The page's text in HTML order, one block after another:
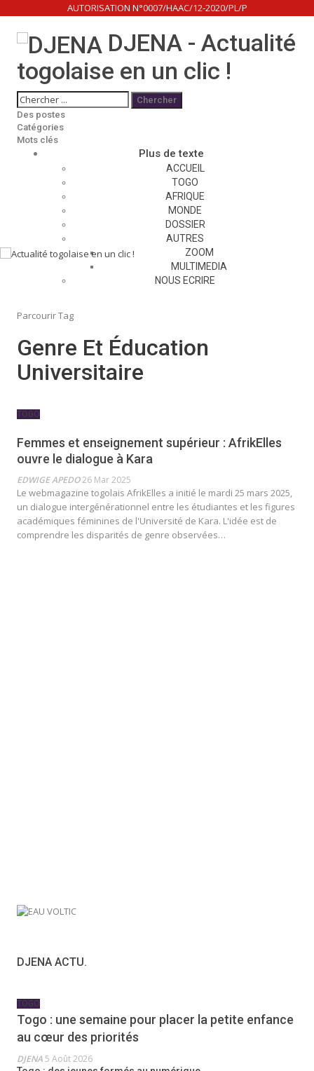
AUTORISATION N°0007/HAAC/12-2020/PL/P
DJENA - Actualité
togolaise en un clic !
Des postes
Catégories
Mots clés
Plus de texte
ACCUEIL
TOGO
AFRIQUE
MONDE
DOSSIER
AUTRES
ZOOM
MULTIMEDIA
NOUS ECRIRE
Genre et éducation universitaire
Parcourir Tag
Genre Et Éducation
Universitaire
TOGO
Femmes et enseignement supérieur : AfrikElles
ouvre le dialogue à Kara
EDWIGE APEDO26 Mar 2025
Le webmagazine togolais AfrikElles a initié le mardi 25 mars 2025,
un dialogue intergénérationnel entre les étudiantes et les figures
académiques féminines de l'Université de Kara. L'idée est de
comprendre les disparités de genre observées…
DJENA ACTU.
TOGO
Togo : une semaine pour placer la petite enfance
au cœur des priorités
DJENA5 Août 2026